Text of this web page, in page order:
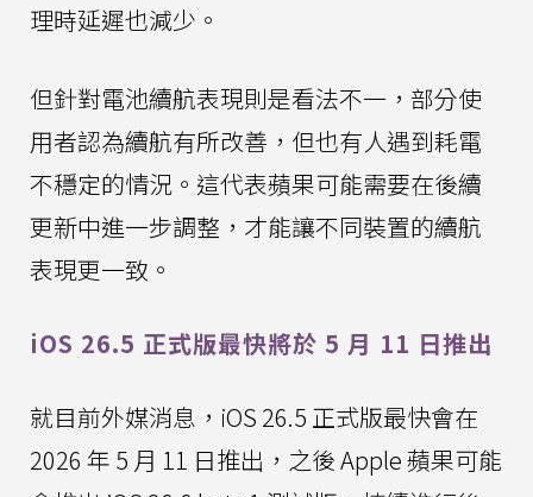
理時延遲也減少。
但針對電池續航表現則是看法不一，部分使
用者認為續航有所改善，但也有人遇到耗電
不穩定的情況。這代表蘋果可能需要在後續
更新中進一步調整，才能讓不同裝置的續航
表現更一致。
iOS 26.5 正式版最快將於 5 月 11 日推出
就目前外媒消息，iOS 26.5 正式版最快會在
2026 年 5 月 11 日推出，之後 Apple 蘋果可能